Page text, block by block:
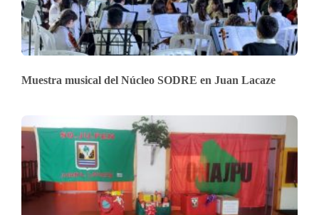
Muestra musical del Núcleo SODRE en Juan Lacaze